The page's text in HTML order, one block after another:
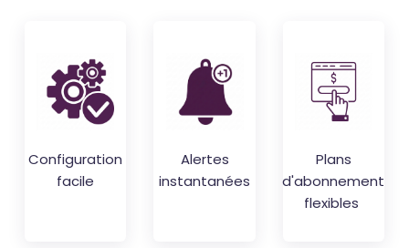
Configuration
facile
Alertes
instantanées
Plans
d'abonnement
flexibles